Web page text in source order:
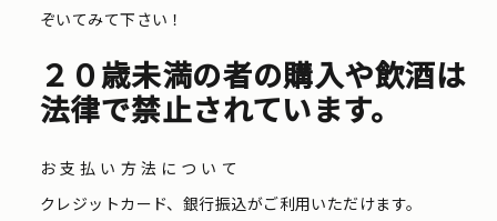
ぞいてみて下さい！
２０歳未満の者の購入や飲酒は
法律で禁止されています。
お支払い方法について
クレジットカード、銀行振込がご利用いただけます。